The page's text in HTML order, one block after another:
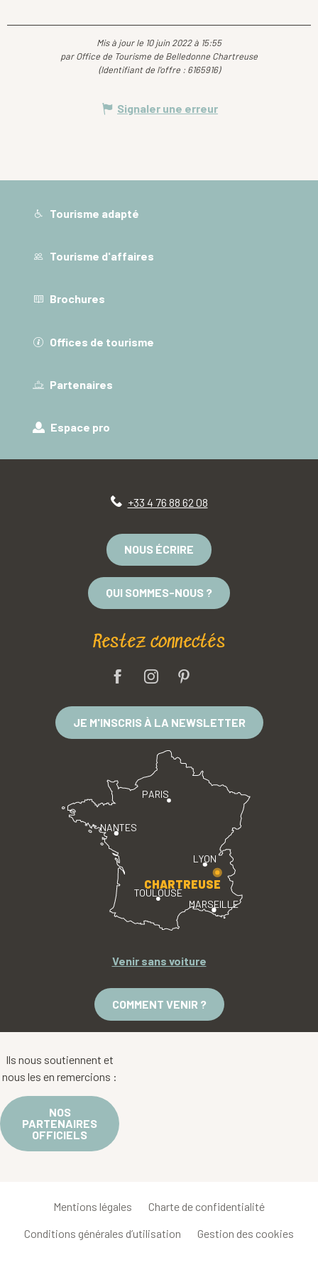
Mis à jour le 10 juin 2022 à 15:55
par Office de Tourisme de Belledonne Chartreuse
(Identifiant de l'offre : 6165916)
Signaler une erreur
Tourisme adapté
Tourisme d'affaires
Brochures
Offices de tourisme
Partenaires
Espace pro
+33 4 76 88 62 08
NOUS ÉCRIRE
QUI SOMMES-NOUS ?
Restez connectés
JE M'INSCRIS À LA NEWSLETTER
PARIS
LYON
TOULOUSE
MARSEILLE
NANTES
CHARTREUSE
Venir sans voiture
COMMENT VENIR ?
Ils nous soutiennent et
nous les en remercions :
NOS
PARTENAIRES
OFFICIELS
Mentions légales Charte de confidentialité
Conditions générales d’utilisation Gestion des cookies